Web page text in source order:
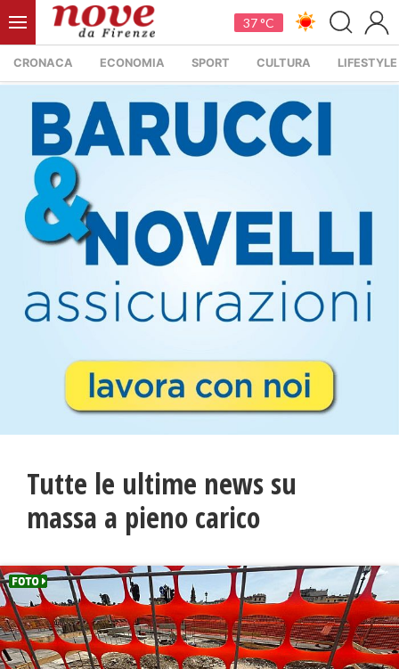
37 °C
CRONACA ECONOMIA SPORT CULTURA LIFESTYLE
Tutte le ultime news su
massa a pieno carico